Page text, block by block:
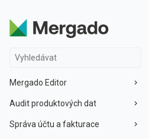
Mergado Editor
Audit produktových dat
Správa účtu a fakturace